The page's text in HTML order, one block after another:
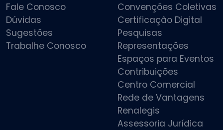
Fale Conosco
Dúvidas
Sugestões
Trabalhe Conosco
Convenções Coletivas
Certificação Digital
Pesquisas
Representações
Espaços para Eventos
Contribuições
Centro Comercial
Rede de Vantagens
Renalegis
Assessoria Jurídica